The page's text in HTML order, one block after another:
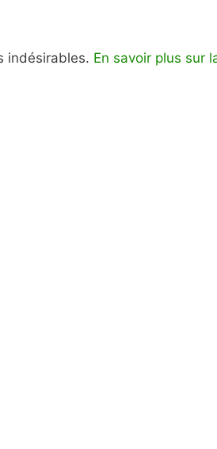
indésirables. En savoir plus sur